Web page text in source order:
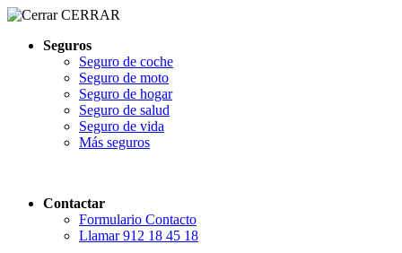
CERRAR
Seguros
Seguro de coche
Seguro de moto
Seguro de hogar
Seguro de salud
Seguro de vida
Más seguros
Contactar
Formulario Contacto
Llamar 912 18 45 18